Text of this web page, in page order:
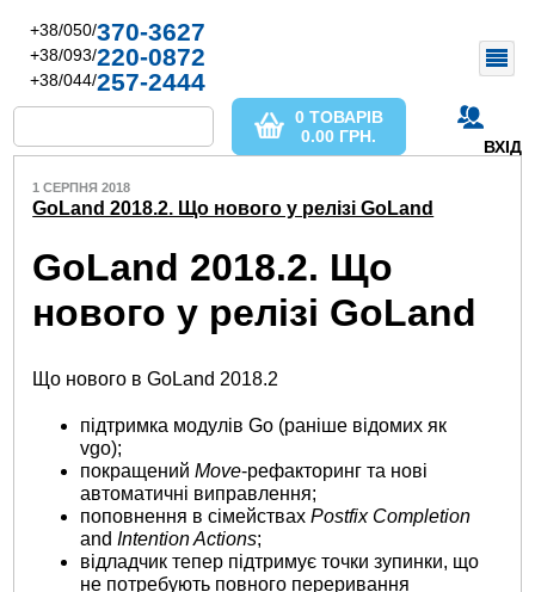
+38/050/370-3627
+38/093/220-0872
+38/044/257-2444
ВХІД
0 ТОВАРІВ
0.00 ГРН.
1 СЕРПНЯ 2018
GoLand 2018.2. Що нового у релізі GoLand
GoLand 2018.2. Що
нового у релізі GoLand
Що нового в GoLand 2018.2
підтримка модулів Go (раніше відомих як
vgo);
покращенийMove-рефакторинг та нові
автоматичні виправлення;
поповнення в сімействахPostfix Completion
andIntention Actions;
відладчик тепер підтримує точки зупинки, що
не потребують повного переривання